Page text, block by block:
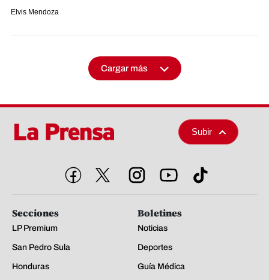
Elvis Mendoza
Cargar más
Subir
Secciones
LP Premium
San Pedro Sula
Honduras
Boletines
Noticias
Deportes
Guía Médica